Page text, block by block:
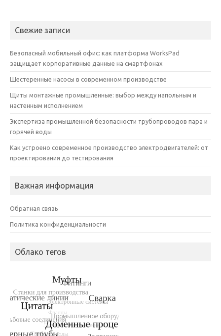
Свежие записи
Безопасный мобильный офис: как платформа WorksPad
защищает корпоративные данные на смартфонах
Шестеренные насосы в современном производстве
Щиты монтажные промышленные: выбор между напольным и
настенным исполнением
Экспертиза промышленной безопасности трубопроводов пара и
горячей воды
Как устроено современное производство электродвигателей: от
проектирования до тестирования
Важная информация
Обратная связь
Политика конфиденциальности
Облако тегов